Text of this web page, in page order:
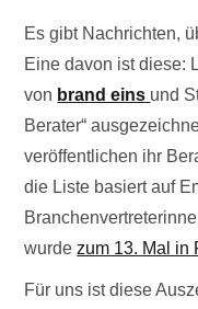
Es gibt Nachrichten,
Eine davon ist diese:
von brand eins und
Berater“
veröffentlichen ihr
die Liste basiert auf
wurdezum 13. Mal in
Für uns ist diese